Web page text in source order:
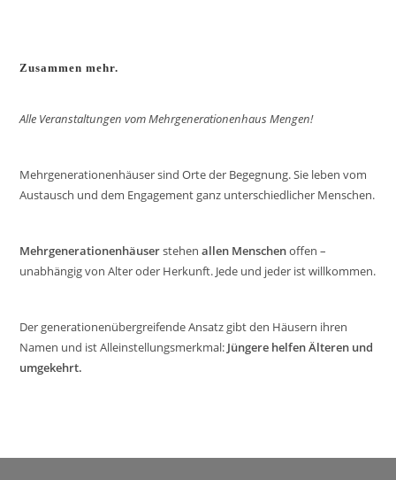
Zusammen mehr.
Alle Veranstaltungen vom Mehrgenerationenhaus Mengen!
Mehrgenerationenhäuser sind Orte der Begegnung. Sie leben vom
Austausch und dem Engagement ganz unterschiedlicher Menschen.
Mehrgenerationenhäuserstehenallen Menschenoffen –
unabhängig von Alter oder Herkunft. Jede und jeder ist willkommen.
Der generationenübergreifende Ansatz gibt den Häusern ihren
Namen und ist Alleinstellungsmerkmal: Jüngere helfen Älteren und
umgekehrt.